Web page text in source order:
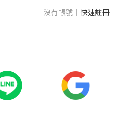
沒有帳號｜ 快速註冊